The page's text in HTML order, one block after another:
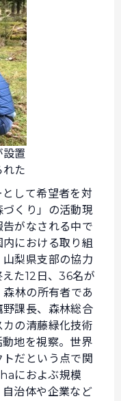
置
れた
して希望者を対
くり」の活動現
がなされる中で
における取り組
梨県支部の協力
た12日、36名が
林の所有者であ
課長、森林総合
の清藤緑化技術
地を視察。世界
だという点で関
におよぶ規模
治体や企業など